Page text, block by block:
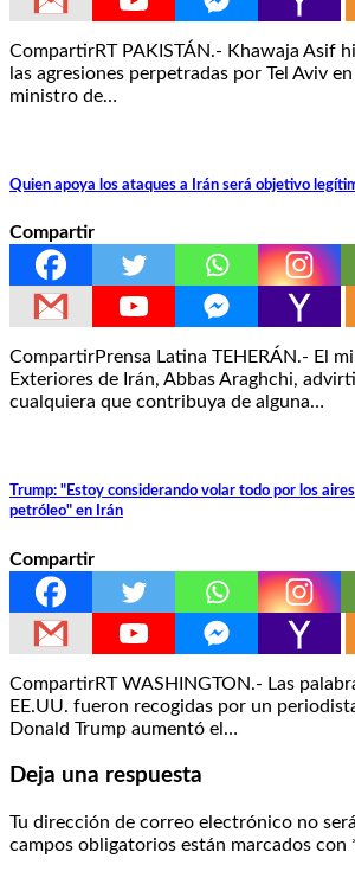
CompartirRT PAKISTÁN.- Khawaja Asif
las agresiones perpetradas por Tel Aviv
ministro de…
Quien apoya los ataques a Irán será objetivo
Compartir
CompartirPrensa Latina TEHERÁN.- El
Exteriores de Irán, Abbas Araghchi,
cualquiera que contribuya de alguna…
Trump: "Estoy considerando volar todo por los
petróleo" en Irán
Compartir
CompartirRT WASHINGTON.- Las
EE.UU. fueron recogidas por un
Donald Trump aumentó el…
Deja una respuesta
Tu dirección de correo electrónico no
campos obligatorios están marcados con